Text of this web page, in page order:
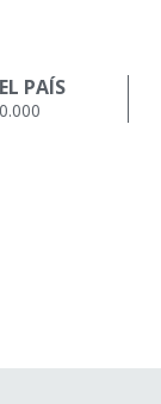
PAÍS